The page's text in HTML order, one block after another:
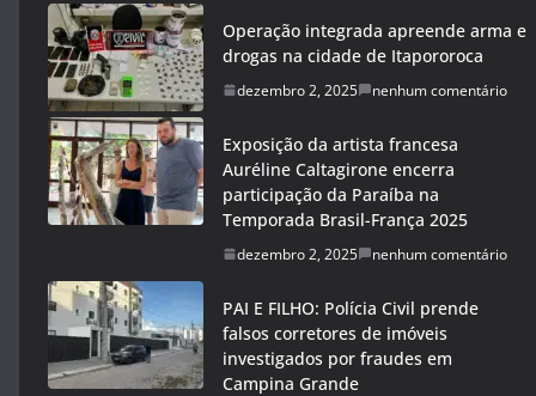
Operação integrada apreende arma e
drogas na cidade de Itapororoca
dezembro 2, 2025 nenhum comentário
Exposição da artista francesa
Auréline Caltagirone encerra
participação da Paraíba na
Temporada Brasil-França 2025
dezembro 2, 2025 nenhum comentário
PAI E FILHO: Polícia Civil prende
falsos corretores de imóveis
investigados por fraudes em
Campina Grande